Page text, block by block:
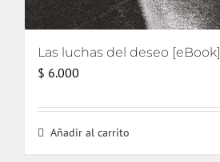
Las luchas del deseo [eBook]
$ 6.000
Añadir al carrito